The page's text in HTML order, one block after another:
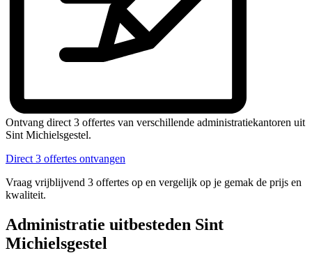
Ontvang direct 3 offertes van verschillende administratiekantoren uit
Sint Michielsgestel.
Direct 3 offertes ontvangen
Vraag vrijblijvend 3 offertes op en vergelijk op je gemak de prijs en
kwaliteit.
Administratie uitbesteden Sint
Michielsgestel